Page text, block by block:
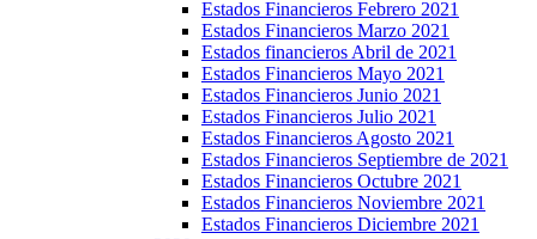
Estados Financieros Febrero 2021
Estados Financieros Marzo 2021
Estados financieros Abril de 2021
Estados Financieros Mayo 2021
Estados Financieros Junio 2021
Estados Financieros Julio 2021
Estados Financieros Agosto 2021
Estados Financieros Septiembre de 2021
Estados Financieros Octubre 2021
Estados Financieros Noviembre 2021
Estados Financieros Diciembre 2021